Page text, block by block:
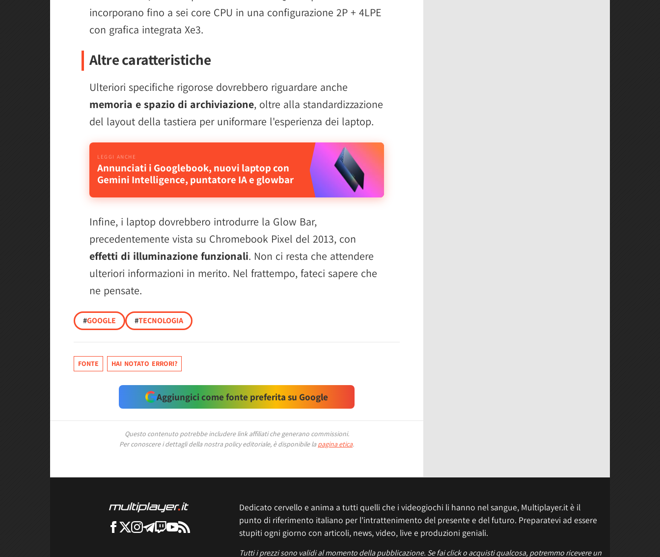
incorporano fino a sei core CPU in una configurazione 2P + 4LPE
con grafica integrata Xe3.
Altre caratteristiche
Ulteriori specifiche rigorose dovrebbero riguardare anche
memoria e spazio di archiviazione, oltre alla standardizzazione
del layout della tastiera per uniformare l'esperienza dei laptop.
Annunciati i Googlebook, nuovi laptop con
Gemini Intelligence, puntatore IA e glowbar
Infine, i laptop dovrebbero introdurre la Glow Bar,
precedentemente vista su Chromebook Pixel del 2013, con
effetti di illuminazione funzionali. Non ci resta che attendere
ulteriori informazioni in merito. Nel frattempo, fateci sapere che
ne pensate.
#GOOGLE #TECNOLOGIA
FONTE HAI NOTATO ERRORI?
Aggiungici come fonte preferita su Google
Questo contenuto potrebbe includere link affiliati che generano commissioni.
Per conoscere i dettagli della nostra policy editoriale, è disponibile la pagina etica.
Dedicato cervello e anima a tutti quelli che i videogiochi li hanno nel sangue, Multiplayer.it è il
punto di riferimento italiano per l'intrattenimento del presente e del futuro. Preparatevi ad essere
stupiti ogni giorno con articoli, news, video, live e produzioni geniali.
Tutti i prezzi sono validi al momento della pubblicazione. Se fai click o acquisti qualcosa, potremmo ricevere un